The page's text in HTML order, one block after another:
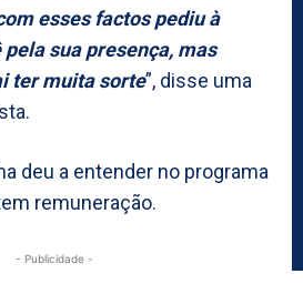
esses factos pediu à
sua presença, mas
ter muita sorte”, disse uma
deu a entender no programa
remuneração.
- Publicidade -